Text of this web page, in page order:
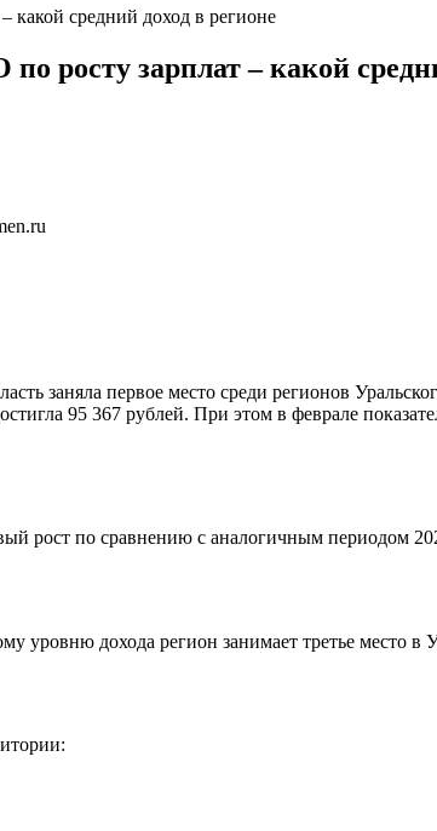
какой средний доход в регионе
росту зарплат – какой
заняла первое место среди регионов
95 367 рублей. При этом в феврале
рост по сравнению с аналогичным периодом
уровню дохода регион занимает третье место